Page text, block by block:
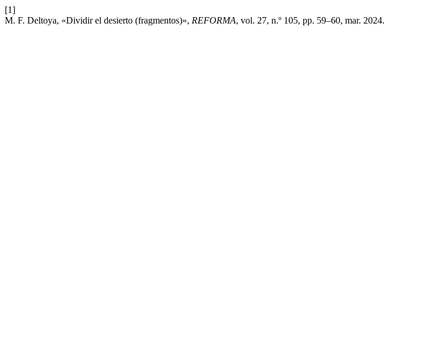
[1]
M. F. Deltoya, «Dividir el desierto (fragmentos)», REFORMA, vol. 27, n.º 105, pp. 59–60, mar. 2024.